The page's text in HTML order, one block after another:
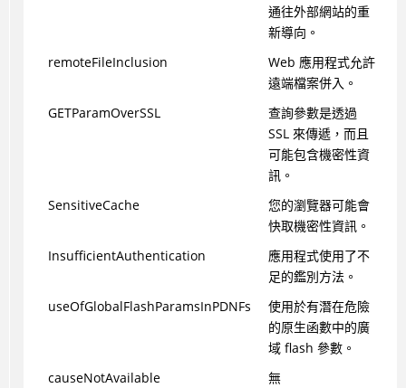
通往外部網站的重
新導向。
remoteFileInclusion
Web 應用程式允許
遠端檔案併入。
GETParamOverSSL
查詢參數是透過
SSL 來傳遞，而且
可能包含機密性資
訊。
SensitiveCache
您的瀏覽器可能會
快取機密性資訊。
InsufficientAuthentication
應用程式使用了不
足的鑑別方法。
useOfGlobalFlashParamsInPDNFs
使用於有潛在危險
的原生函數中的廣
域 flash 參數。
causeNotAvailable
無